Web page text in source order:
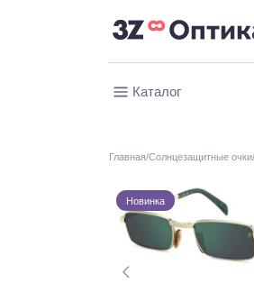
Каталог
Главная Солнцезащитные очки
Новинка